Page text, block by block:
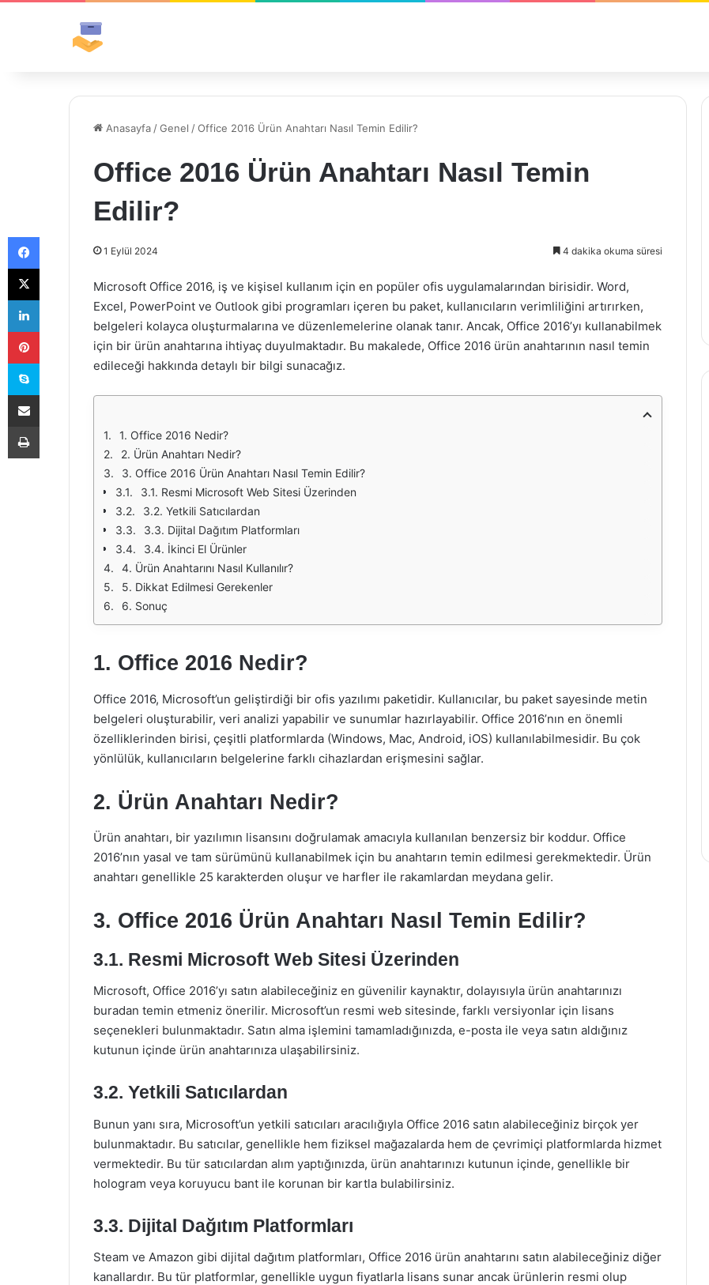
Anasayfa /Genel /Office 2016 Ürün Anahtarı Nasıl Temin Edilir?
Office 2016 Ürün Anahtarı Nasıl Temin
Edilir?
1 Eylül 2024 4 dakika okuma süresi
Microsoft Office 2016, iş ve kişisel kullanım için en popüler ofis uygulamalarından birisidir. Word,
Excel, PowerPoint ve Outlook gibi programları içeren bu paket, kullanıcıların verimliliğini artırırken,
belgeleri kolayca oluşturmalarına ve düzenlemelerine olanak tanır. Ancak, Office 2016’yı kullanabilmek
için bir ürün anahtarına ihtiyaç duyulmaktadır. Bu makalede, Office 2016 ürün anahtarının nasıl temin
edileceği hakkında detaylı bir bilgi sunacağız.
1. Office 2016 Nedir?
2. Ürün Anahtarı Nedir?
3. Office 2016 Ürün Anahtarı Nasıl Temin Edilir?
3.1. Resmi Microsoft Web Sitesi Üzerinden
3.2. Yetkili Satıcılardan
3.3. Dijital Dağıtım Platformları
3.4. İkinci El Ürünler
4. Ürün Anahtarını Nasıl Kullanılır?
5. Dikkat Edilmesi Gerekenler
6. Sonuç
1. Office 2016 Nedir?
Office 2016, Microsoft’un geliştirdiği bir ofis yazılımı paketidir. Kullanıcılar, bu paket sayesinde metin
belgeleri oluşturabilir, veri analizi yapabilir ve sunumlar hazırlayabilir. Office 2016’nın en önemli
özelliklerinden birisi, çeşitli platformlarda (Windows, Mac, Android, iOS) kullanılabilmesidir. Bu çok
yönlülük, kullanıcıların belgelerine farklı cihazlardan erişmesini sağlar.
2. Ürün Anahtarı Nedir?
Ürün anahtarı, bir yazılımın lisansını doğrulamak amacıyla kullanılan benzersiz bir koddur. Office
2016’nın yasal ve tam sürümünü kullanabilmek için bu anahtarın temin edilmesi gerekmektedir. Ürün
anahtarı genellikle 25 karakterden oluşur ve harfler ile rakamlardan meydana gelir.
3. Office 2016 Ürün Anahtarı Nasıl Temin Edilir?
3.1. Resmi Microsoft Web Sitesi Üzerinden
Microsoft, Office 2016’yı satın alabileceğiniz en güvenilir kaynaktır, dolayısıyla ürün anahtarınızı
buradan temin etmeniz önerilir. Microsoft’un resmi web sitesinde, farklı versiyonlar için lisans
seçenekleri bulunmaktadır. Satın alma işlemini tamamladığınızda, e-posta ile veya satın aldığınız
kutunun içinde ürün anahtarınıza ulaşabilirsiniz.
3.2. Yetkili Satıcılardan
Bunun yanı sıra, Microsoft’un yetkili satıcıları aracılığıyla Office 2016 satın alabileceğiniz birçok yer
bulunmaktadır. Bu satıcılar, genellikle hem fiziksel mağazalarda hem de çevrimiçi platformlarda hizmet
vermektedir. Bu tür satıcılardan alım yaptığınızda, ürün anahtarınızı kutunun içinde, genellikle bir
hologram veya koruyucu bant ile korunan bir kartla bulabilirsiniz.
3.3. Dijital Dağıtım Platformları
Steam ve Amazon gibi dijital dağıtım platformları, Office 2016 ürün anahtarını satın alabileceğiniz diğer
kanallardır. Bu tür platformlar, genellikle uygun fiyatlarla lisans sunar ancak ürünlerin resmi olup
Facebook
X
LinkedIn
Pinterest
Skype
E-Posta ile paylaş